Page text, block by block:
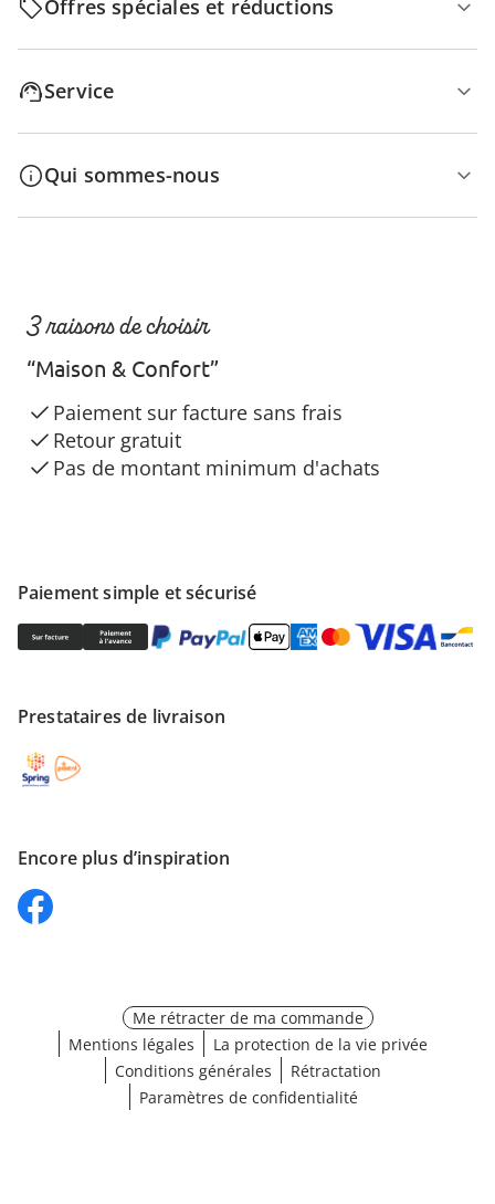
Offres spéciales et réductions
Service
Qui sommes-nous
Paiement simple et sécurisé
Prestataires de livraison
Encore plus d’inspiration
3 raisons de choisir
“Maison & Confort”
Paiement sur facture sans frais
Retour gratuit
Pas de montant minimum d'achats
Me rétracter de ma commande
Mentions légales
La protection de la vie privée
Conditions générales
Rétractation
Paramètres de confidentialité